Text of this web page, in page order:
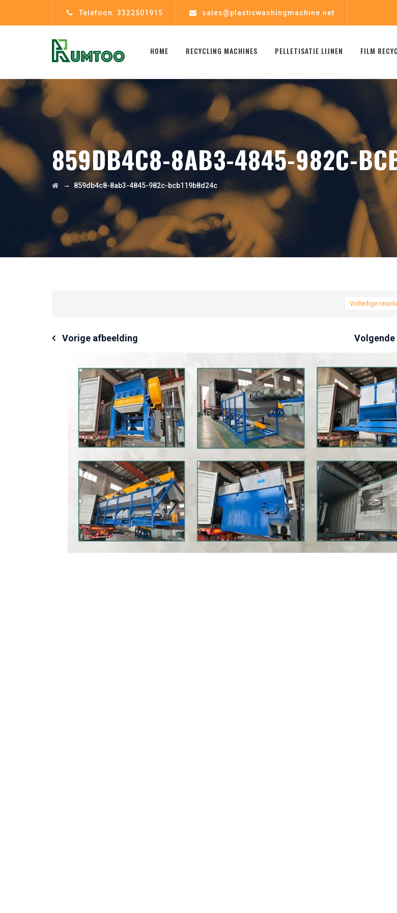
Telefoon: 3322501915 sales@plasticwashingmachine.net
HOME RECYCLING MACHINES PELLETISATIE LIJNEN FILM
859DB4C8-8AB3-4845-982C-
→ 859db4c8-8ab3-4845-982c-bcb119b8d24c
Volledige
Vorige afbeelding